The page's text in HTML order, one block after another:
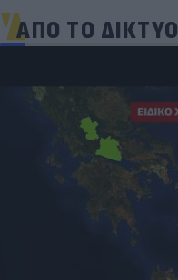
ΑΠΟ ΤΟ ΔΙΚΤΥΟ